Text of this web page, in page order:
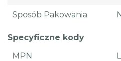
Sposób Pakowania
Specyficzne kody
MPN